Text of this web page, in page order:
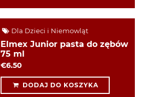
Dla Dzieci i Niemowląt
Elmex Junior pasta do zębów
75 ml
€6.50
DODAJ DO KOSZYKA